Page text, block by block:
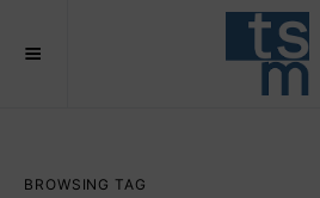
BROWSING TAG